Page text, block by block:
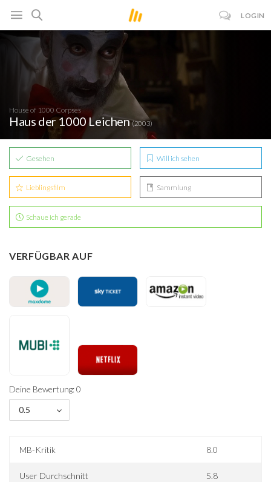
LOGIN
House of 1000 Corpses
Haus der 1000 Leichen(2003)
Gesehen Will ich sehen
Lieblingsfilm Sammlung
Schaue ich gerade
VERFÜGBAR AUF
Deine Bewertung: 0
0.5
MB-Kritik 8.0
User Durchschnitt 5.8